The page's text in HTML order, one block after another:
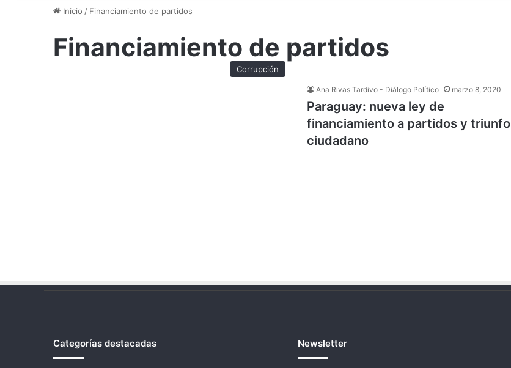
Inicio / Financiamiento de partidos
Financiamiento de partidos
Corrupción
Ana Rivas Tardivo - Diálogo Político marzo 8, 2020
Paraguay: nueva ley de
financiamiento a partidos y triunfo
ciudadano
Categorías destacadas Newsletter